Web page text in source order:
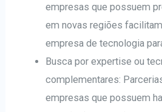
empresas que possuem
em novas regiões
empresa de tecnologia
Busca por expertise ou
complementares:
empresas que possuem